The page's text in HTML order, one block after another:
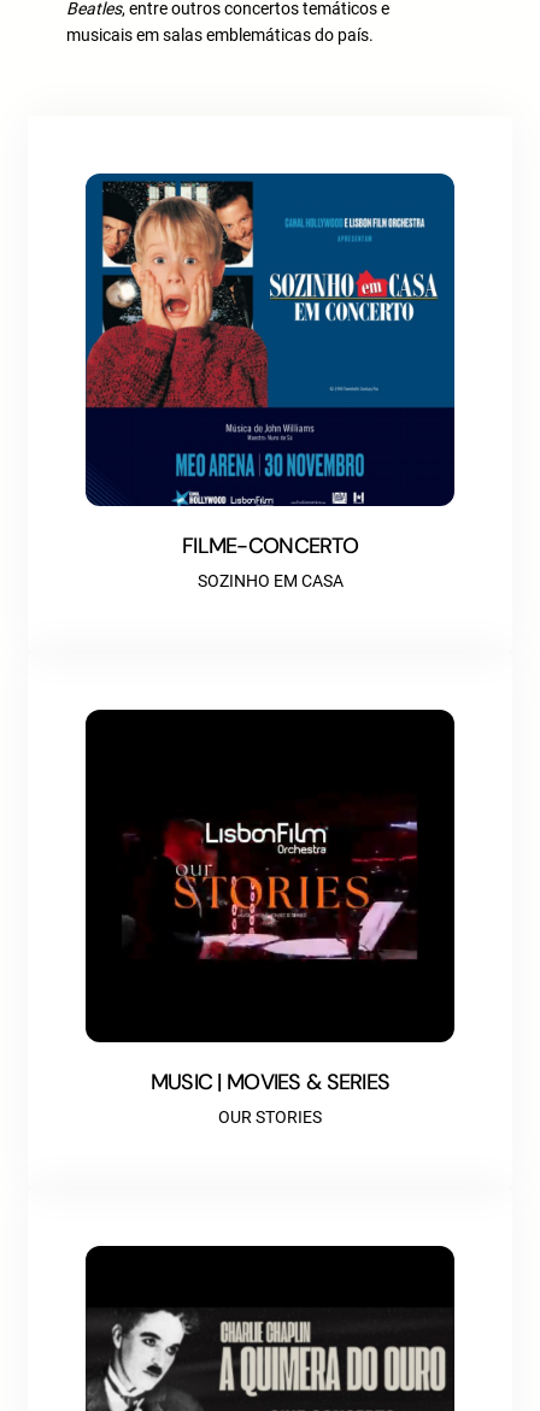
Beatles, entre outros concertos temáticos e
musicais em salas emblemáticas do país.
FILME-CONCERTO
SOZINHO EM CASA
MUSIC | MOVIES & SERIES
OUR STORIES